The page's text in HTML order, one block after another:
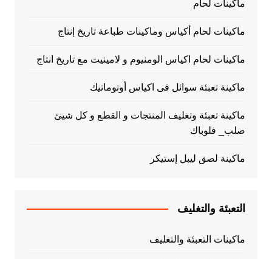
ماكينات لحام
ماكينات لحام أكياس وماكينات طباعة تاريخ إنتاج
ماكينات لحام اكياس الومنيوم و لامينيت مع تاريخ انتاج
ماكينة تعبئة سوائل فى اكياس أوتوماتيك
ماكينة تعبئة وتغليف المنتجات و القطع و كل شيئ
صلب_ فلوباك
ماكينة لصق ليبل إستيكر
التعبئة والتغليف
ماكينات التعبئة والتغليف